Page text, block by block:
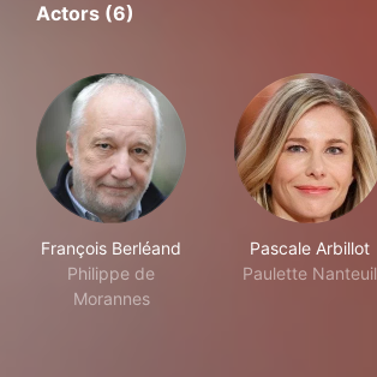
Actors (6)
François Berléand
Philippe de
Morannes
Pascale Arbillot
Paulette Nanteuil